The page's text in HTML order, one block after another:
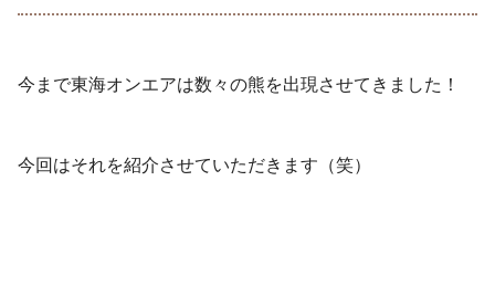
今まで東海オンエアは数々の熊を出現させてきました！
今回はそれを紹介させていただきます（笑）